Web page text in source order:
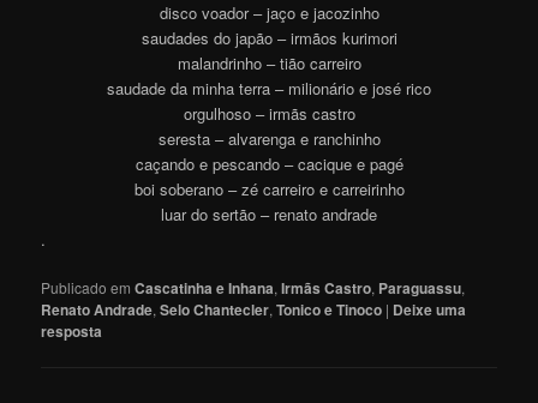
disco voador – jaço e jacozinho
saudades do japão – irmãos kurimori
malandrinho – tião carreiro
saudade da minha terra – milionário e josé rico
orgulhoso – irmãs castro
seresta – alvarenga e ranchinho
caçando e pescando – cacique e pagé
boi soberano – zé carreiro e carreirinho
luar do sertão – renato andrade
.
Publicado em Cascatinha e Inhana,Irmãs Castro, Paraguassu,
Renato Andrade,Selo Chantecler,Tonico e Tinoco | Deixe uma
resposta